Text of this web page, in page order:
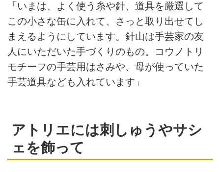
「いまは、よく使う糸や針、道具を厳選して
この小さな缶に入れて、さっと取り出せてし
まえるようにしています。針山は手芸家の友
人にいただいた手づくりのもの。コウノトリ
モチーフの手芸用はさみや、母が使っていた
手芸道具なども入れています」
アトリエには刺しゅうやサシ
ェを飾って